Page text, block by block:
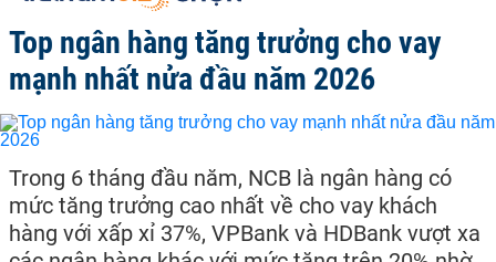
Top ngân hàng tăng trưởng cho vay
mạnh nhất nửa đầu năm 2026
Trong 6 tháng đầu năm, NCB là ngân hàng có
mức tăng trưởng cao nhất về cho vay khách
hàng với xấp xỉ 37%, VPBank và HDBank vượt xa